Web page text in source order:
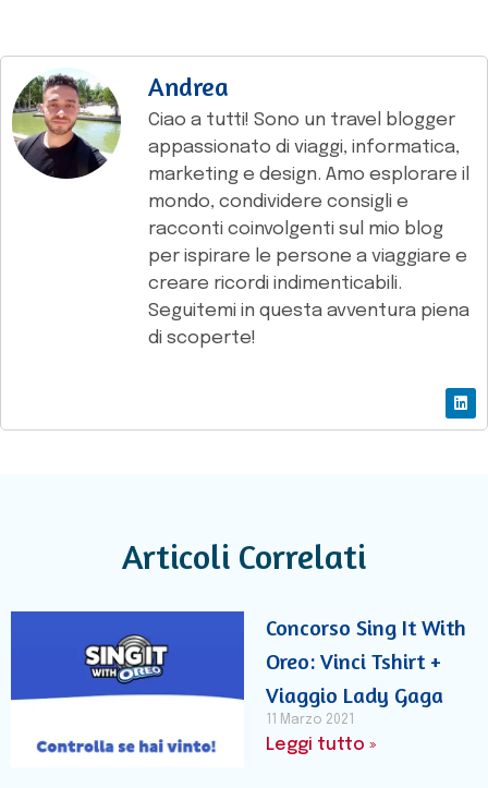
Andrea
Ciao a tutti! Sono un travel blogger
appassionato di viaggi, informatica,
marketing e design. Amo esplorare il
mondo, condividere consigli e
racconti coinvolgenti sul mio blog
per ispirare le persone a viaggiare e
creare ricordi indimenticabili.
Seguitemi in questa avventura piena
di scoperte!
Articoli Correlati
Concorso Sing It With
Oreo: Vinci Tshirt +
Viaggio Lady Gaga
11 Marzo 2021
Leggi tutto »